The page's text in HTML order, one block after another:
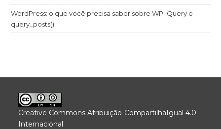
WordPress: o que você precisa saber sobre WP_Query e
query_posts()
Creative Commons Atribuição-CompartilhaIgual 4.0
Internacional